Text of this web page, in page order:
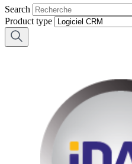
Search
Product type